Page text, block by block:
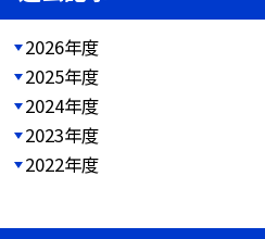
2026年度
2025年度
2024年度
2023年度
2022年度